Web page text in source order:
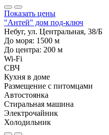
Показать цены
"Антей" дом под-ключ
Небуг, ул. Центральная, 38/Б
До моря: 1500 м
До центра: 200 м
Wi-Fi
СВЧ
Кухня в доме
Размещение с питомцами
Автостоянка
Стиральная машина
Электрочайник
Холодильник